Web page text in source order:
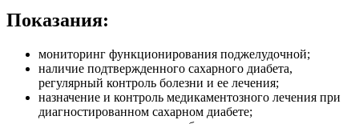
Показания:
мониторинг функционирования поджелудочной;
наличие подтвержденного сахарного диабета,
регулярный контроль болезни и ее лечения;
назначение и контроль медикаментозного лечения при
диагностированном сахарном диабете;